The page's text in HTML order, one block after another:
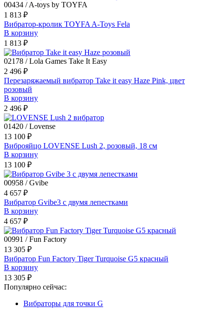
00434 / A-toys by TOYFA
1 813 ₽
Вибратор-кролик TOYFA A-Toys Fela
В корзину
1 813 ₽
02178 / Lola Games Take It Easy
2 496 ₽
Перезаряжаемый вибратор Take it easy Haze Pink, цвет
розовый
В корзину
2 496 ₽
01420 / Lovense
13 100 ₽
Виброяйцо LOVENSE Lush 2, розовый, 18 см
В корзину
13 100 ₽
00958 / Gvibe
4 657 ₽
Вибратор Gvibe3 с двумя лепестками
В корзину
4 657 ₽
00991 / Fun Factory
13 305 ₽
Вибратор Fun Factory Tiger Turquoise G5 красный
В корзину
13 305 ₽
Популярно сейчас:
Вибраторы для точки G